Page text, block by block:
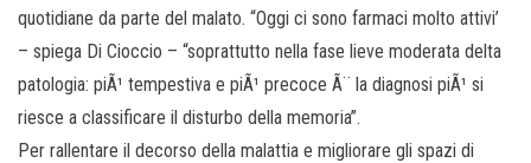
quotidiane da parte del malato. “Oggi ci sono farmaci molto attivi’
– spiega Di Cioccio – “soprattutto nella fase lieve moderata delta
patologia: piÃ¹ tempestiva e piÃ¹ precoce Ã¨ la diagnosi piÃ¹ si
riesce a classificare il disturbo della memoria”.
Per rallentare il decorso della malattia e migliorare gli spazi di